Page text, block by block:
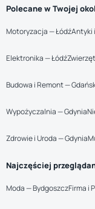
Polecane w Twojej
Motoryzacja — ŁódźAntyki
Elektronika — Łódź
Budowa i Remont —
Wypożyczalnia — Gdynia
Zdrowie i Uroda — Gdynia
Najczęściej
Moda — BydgoszczFirma i